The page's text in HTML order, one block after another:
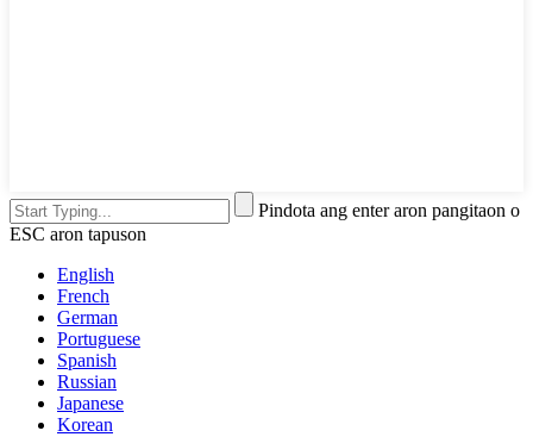
Pindota ang enter aron pangitaon o
ESC aron tapuson
English
French
German
Portuguese
Spanish
Russian
Japanese
Korean